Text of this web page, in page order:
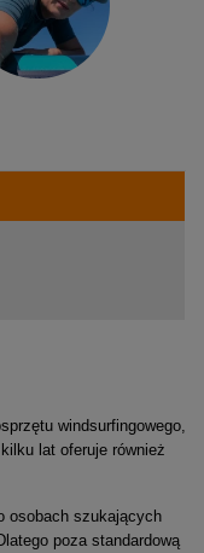
windsurfingowego,
lat oferuje również
osobach szukających
poza standardową